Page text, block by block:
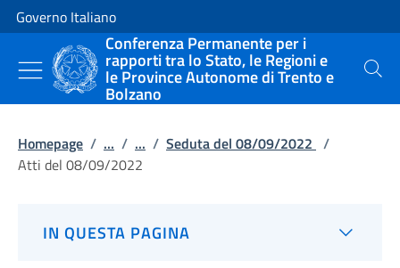
Vai al contenuto
Vai alla navigazione del sito
Governo Italiano
Conferenza Permanente per i
rapporti tra lo Stato, le Regioni e
le Province Autonome di Trento e
Bolzano
Cerca
Homepage / ... / ... / Seduta del 08/09/2022 /
Atti del 08/09/2022
IN QUESTA PAGINA